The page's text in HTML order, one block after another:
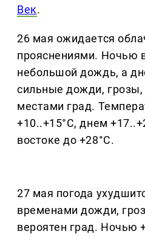
Век.
26 мая ожидается
прояснениями. Ночью
небольшой дождь, а
сильные дожди, грозы,
местами град.
+10..+15°C, днем
востоке до +28°C.
27 мая погода
временами дожди,
вероятен град. Ночью